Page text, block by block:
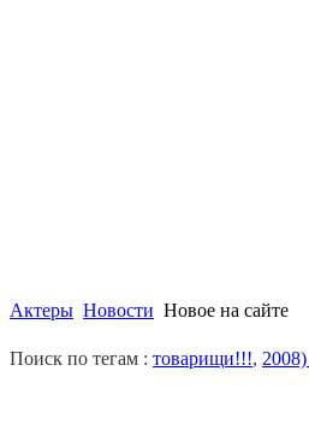
Актеры Новости Новое на сайте
Поиск по тегам : товарищи!!!, 2008)